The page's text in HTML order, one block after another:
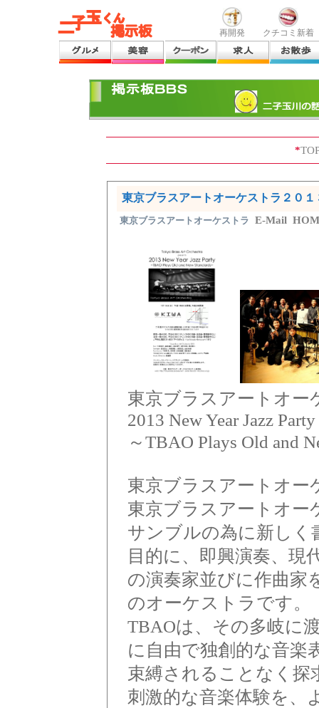
再開発 クチコミ新着
*
東京ブラスアートオーケストラ２０
東京ブラスアートオーケストラ E-Mail
東京ブラスアートオー
2013 New Year Jazz Party
～TBAO Plays Old and
東京ブラスアートオー
東京ブラスアートオー
サンブルの為に新しく
目的に、即興演奏、現
の演奏家並びに作曲家
のオーケストラです。
TBAOは、その多岐に
に自由で独創的な音楽
束縛されることなく探
刺激的な音楽体験を、